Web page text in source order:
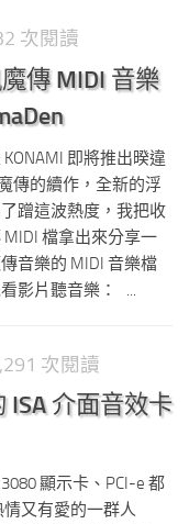
次閱讀
傳 MIDI 音樂
即將推出暌違
傳的續作，全新的浮
蹭這波熱度，我把收
檔拿出來分享一
音樂的 MIDI 音樂檔
影片聽音樂： ...
次閱讀
ISA 介面音效卡
顯示卡、PCI-e 都
情又有愛的一群人